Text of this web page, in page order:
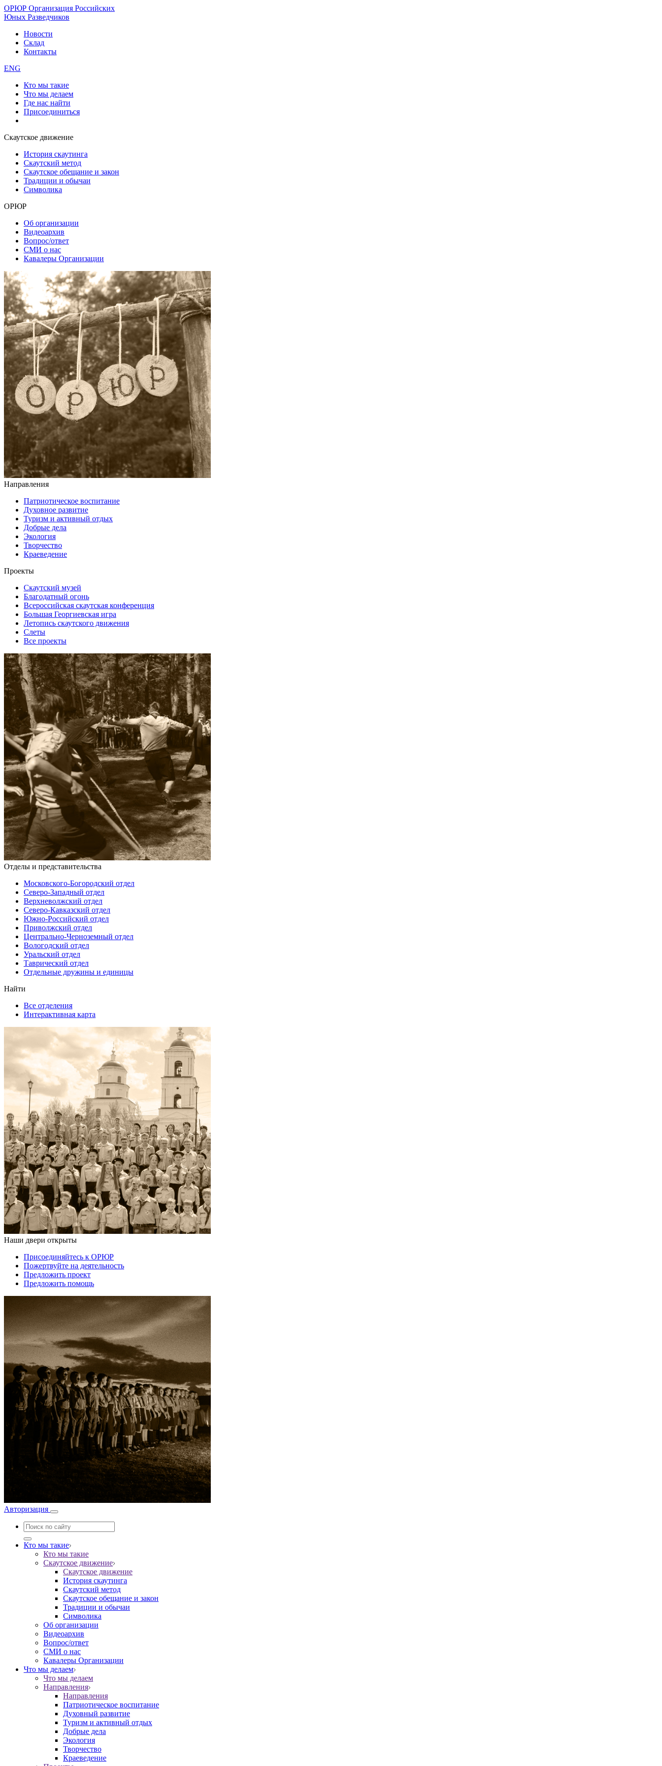
ОРЮР Организация Российских
Юных Разведчиков
Новости
Склад
Контакты
ENG
Кто мы такие
Что мы делаем
Где нас найти
Присоединиться
Скаутское движение
История скаутинга
Скаутский метод
Скаутское обещание и закон
Традиции и обычаи
Символика
ОРЮР
Об организации
Видеоархив
Вопрос/ответ
СМИ о нас
Кавалеры Организации
Направления
Патриотическое воспитание
Духовное развитие
Туризм и активный отдых
Добрые дела
Экология
Творчество
Краеведение
Проекты
Скаутский музей
Благодатный огонь
Всероссийская скаутская конференция
Большая Георгиевская игра
Летопись скаутского движения
Слеты
Все проекты
Отделы и представительства
Московского-Богородский отдел
Северо-Западный отдел
Верхневолжский отдел
Северо-Кавказский отдел
Южно-Российский отдел
Приволжский отдел
Центрально-Черноземный отдел
Вологодский отдел
Уральский отдел
Таврический отдел
Отдельные дружины и единицы
Найти
Все отделения
Интерактивная карта
Наши двери открыты
Присоединяйтесь к ОРЮР
Пожертвуйте на деятельность
Предложить проект
Предложить помощь
Авторизация
Кто мы такие
Кто мы такие
Скаутское движение
Скаутское движение
История скаутинга
Скаутский метод
Скаутское обещание и закон
Традиции и обычаи
Символика
Об организации
Видеоархив
Вопрос/ответ
СМИ о нас
Кавалеры Организации
Что мы делаем
Что мы делаем
Направления
Направления
Патриотическое воспитание
Духовный развитие
Туризм и активный отдых
Добрые дела
Экология
Творчество
Краеведение